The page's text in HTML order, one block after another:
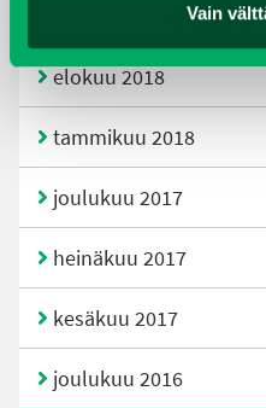
Vain
helmikuu 2019
elokuu 2018
tammikuu 2018
joulukuu 2017
heinäkuu 2017
kesäkuu 2017
joulukuu 2016